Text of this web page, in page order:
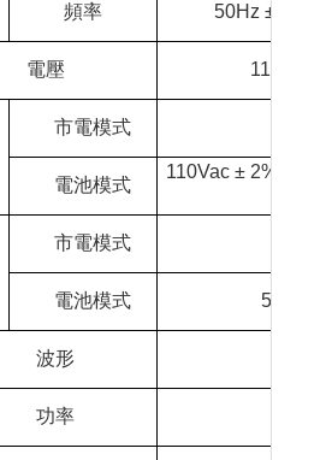
頻率 50Hz ±10% /
電壓 110Vac
市電模式
電池模式
110Vac ± 2%
市電模式
電池模式
波形
功率